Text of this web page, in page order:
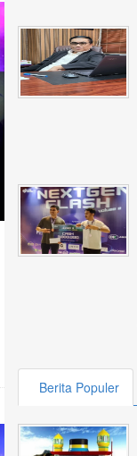
Berita Populer